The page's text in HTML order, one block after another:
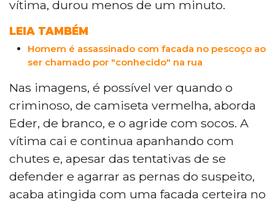
vítima, durou menos de um minuto.
LEIA TAMBÉM
Homem é assassinado com facada no pescoço ao
ser chamado por "conhecido" na rua
Nas imagens, é possível ver quando o
criminoso, de camiseta vermelha, aborda
Eder, de branco, e o agride com socos. A
vítima cai e continua apanhando com
chutes e, apesar das tentativas de se
defender e agarrar as pernas do suspeito,
acaba atingida com uma facada certeira no